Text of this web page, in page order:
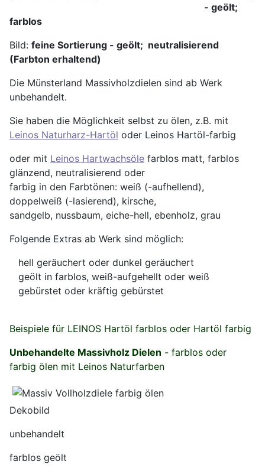
- geölt;
farblos
Bild: feine Sortierung - geölt; neutralisierend
(Farbton erhaltend)
Die Münsterland Massivholzdielen sind ab Werk
unbehandelt.
Sie haben die Möglichkeit selbst zu ölen, z.B. mit
Leinos Naturharz-Hartöl oder Leinos Hartöl-farbig
oder mit Leinos Hartwachsöle farblos matt, farblos
glänzend, neutralisierend oder
farbig in den Farbtönen: weiß (-aufhellend),
doppelweiß (-lasierend), kirsche,
sandgelb, nussbaum, eiche-hell, ebenholz, grau
Folgende Extras ab Werk sind möglich:
hell geräuchert oder dunkel geräuchert
geölt in farblos, weiß-aufgehellt oder weiß
gebürstet oder kräftig gebürstet
Beispiele für LEINOS Hartöl farblos oder Hartöl farbig
Unbehandelte Massivholz Dielen - farblos oder
farbig ölen mit Leinos Naturfarben
Dekobild
unbehandelt
farblos geölt